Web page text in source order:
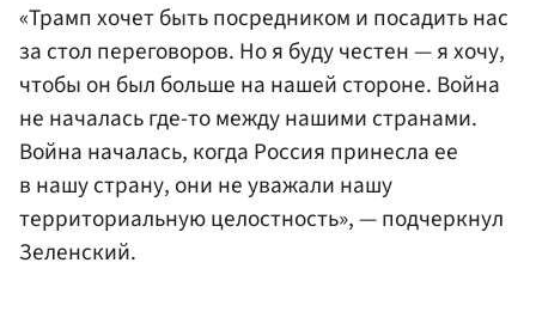
«Трамп хочет быть посредником и посадить нас
за стол переговоров. Но я буду честен — я хочу,
чтобы он был больше на нашей стороне. Война
не началась где-то между нашими странами.
Война началась, когда Россия принесла ее
в нашу страну, они не уважали нашу
территориальную целостность», — подчеркнул
Зеленский.